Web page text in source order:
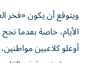
ويتوقع أن يكون «فخر
الأيام، خاصة بعدما
أوغلو كلاعبين